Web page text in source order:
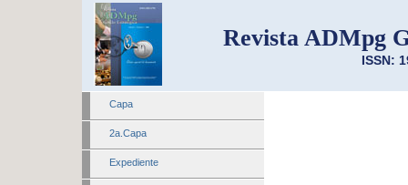
Revista ADMpg
ISSN:
Capa
2a.Capa
Expediente